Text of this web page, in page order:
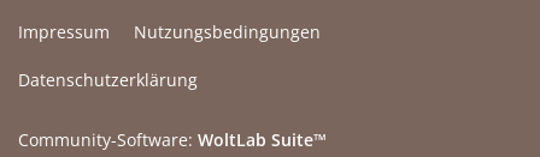
Impressum Nutzungsbedingungen
Datenschutzerklärung
Community-Software: WoltLab Suite™